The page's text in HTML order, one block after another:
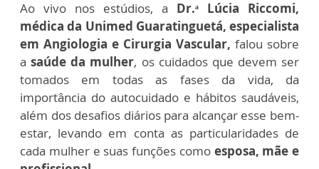
Ao vivo nos estúdios, a
Dr.ᵃ Lúcia Riccomi,
médica da Unimed Guaratinguetá, especialista
em Angiologia e Cirurgia Vascular, falou sobre
a saúde da mulher, os cuidados que devem ser
tomados em todas as fases da vida, da
importância do autocuidado e hábitos saudáveis,
além dos desafios diários para alcançar esse bem-
estar, levando em conta as particularidades de
cada mulher e suas funções como esposa, mãe e